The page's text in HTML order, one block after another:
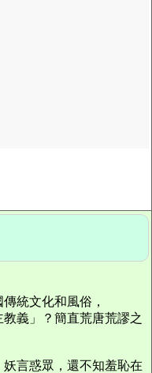
統文化和風俗，
義」？簡直荒唐荒謬之
言惑眾，還不知羞恥在